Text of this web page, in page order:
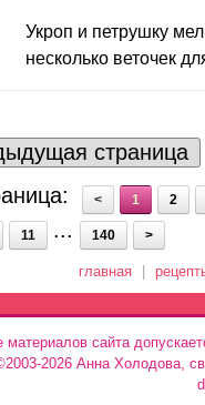
Укроп и петрушку
несколько веточек
страница
< 1 2
11 ... 140 >
главная
материалов сайта
2026 Анна Холодова,